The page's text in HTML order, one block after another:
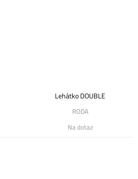
Lehátko DOUBLE
RODA
Na dotaz